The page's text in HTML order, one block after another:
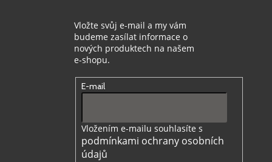
Vložte svůj e-mail a my vám
budeme zasílat informace o
nových produktech na našem
e-shopu.
E-mail
Vložením e-mailu souhlasíte s
podmínkami ochrany osobních
údajů